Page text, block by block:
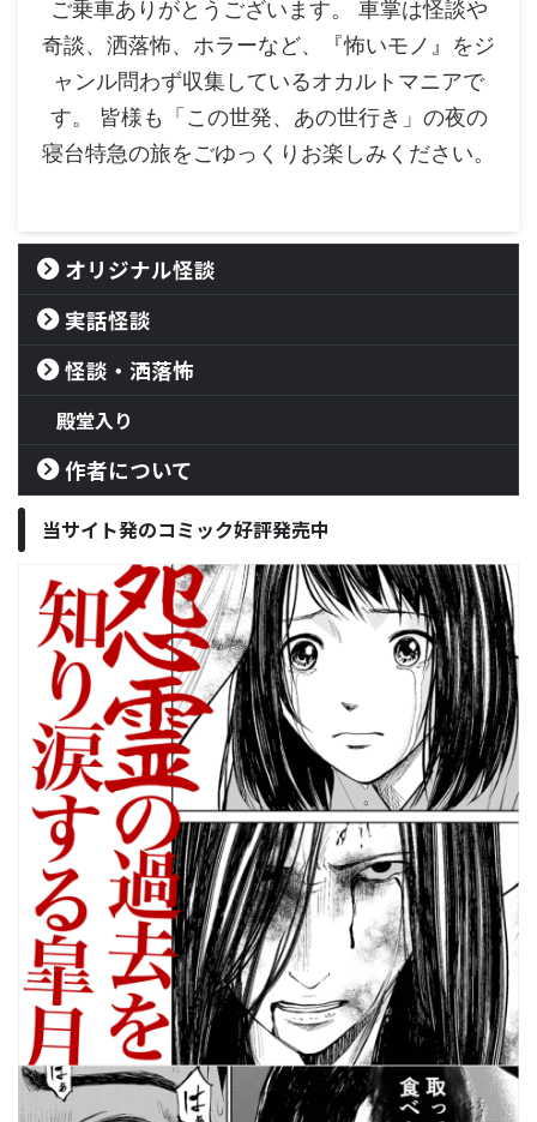
ご乗車ありがとうございます。 車掌は怪談や
奇談、洒落怖、ホラーなど、『怖いモノ』をジ
ャンル問わず収集しているオカルトマニアで
す。 皆様も「この世発、あの世行き」の夜の
寝台特急の旅をごゆっくりお楽しみください。
オリジナル怪談
実話怪談
怪談・洒落怖
殿堂入り
作者について
当サイト発のコミック好評発売中